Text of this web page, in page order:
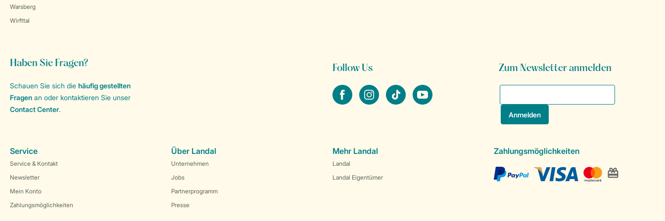
Warsberg
Wirfttal
Haben Sie Fragen?
Schauen Sie sich die häufig gestellten
Fragen an oder kontaktieren Sie unser
Contact Center.
Follow Us
facebookinstagramtiktok youtube
Zum Newsletter anmelden
Service
Service & Kontakt
Newsletter
Mein Konto
Zahlungsmöglichkeiten
Über Landal
Unternehmen
Jobs
Partnerprogramm
Presse
Mehr Landal
Landal
Landal Eigentümer
Zahlungsmöglichkeiten